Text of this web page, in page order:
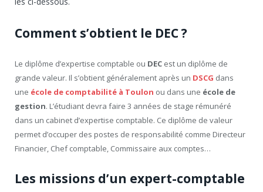
Comment s’obtient le DEC ?
Le diplôme d’expertise comptable ou DEC est un diplôme de
grande valeur. Il s’obtient généralement après un DSCG dans
une école de comptabilité à Toulon ou dans une école de
gestion. L’étudiant devra faire 3 années de stage rémunéré
dans un cabinet d’expertise comptable. Ce diplôme de valeur
permet d’occuper des postes de responsabilité comme Directeur
Financier, Chef comptable, Commissaire aux comptes…
Les missions d’un expert-comptable